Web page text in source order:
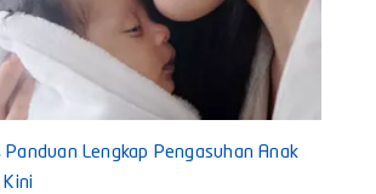
Lengkap Pengasuhan Anak